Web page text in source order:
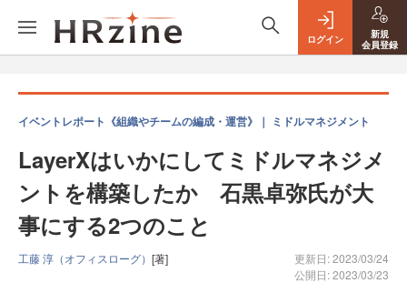
ログイン
新規
会員登録
イベントレポート《組織やチームの編成・運営》｜ ミドルマネジメント
LayerXはいかにしてミドルマネジメ
ントを構築したか 石黒卓弥氏が大
事にする2つのこと
工藤 淳（オフィスローグ） [著]
更新日: 2023/03/24
公開日: 2023/03/23